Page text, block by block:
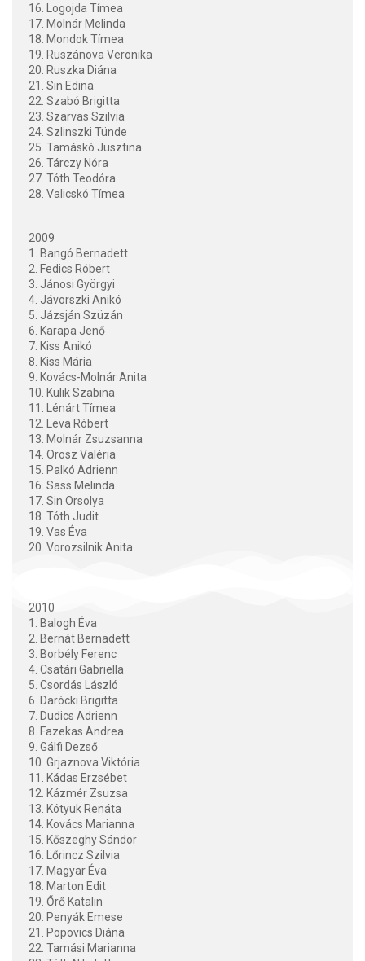
16. Logojda Tímea
17. Molnár Melinda
18. Mondok Tímea
19. Ruszánova Veronika
20. Ruszka Diána
21. Sin Edina
22. Szabó Brigitta
23. Szarvas Szilvia
24. Szlinszki Tünde
25. Tamáskó Jusztina
26. Tárczy Nóra
27. Tóth Teodóra
28. Valicskó Tímea
2009
1. Bangó Bernadett
2. Fedics Róbert
3. Jánosi Györgyi
4. Jávorszki Anikó
5. Jázsján Szüzán
6. Karapa Jenő
7. Kiss Anikó
8. Kiss Mária
9. Kovács-Molnár Anita
10. Kulik Szabina
11. Lénárt Tímea
12. Leva Róbert
13. Molnár Zsuzsanna
14. Orosz Valéria
15. Palkó Adrienn
16. Sass Melinda
17. Sin Orsolya
18. Tóth Judit
19. Vas Éva
20. Vorozsilnik Anita
2010
1. Balogh Éva
2. Bernát Bernadett
3. Borbély Ferenc
4. Csatári Gabriella
5. Csordás László
6. Darócki Brigitta
7. Dudics Adrienn
8. Fazekas Andrea
9. Gálfi Dezső
10. Grjaznova Viktória
11. Kádas Erzsébet
12. Kázmér Zsuzsa
13. Kótyuk Renáta
14. Kovács Marianna
15. Kőszeghy Sándor
16. Lőrincz Szilvia
17. Magyar Éva
18. Marton Edit
19. Őrő Katalin
20. Penyák Emese
21. Popovics Diána
22. Tamási Marianna